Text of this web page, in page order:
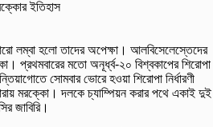
লম্বা হলো তাদের অপেক্ষা। আলবিসেলেস্তেদের
প্রথমবারের মতো অনূর্ধ্ব-২০ বিশ্বকাপের শিরোপা
সোমবার ভোরে হওয়া শিরোপা নির্ধারণী
মরক্কো। দলকে চ্যাম্পিয়ন করার পথে একাই দুই
জাবিরি।